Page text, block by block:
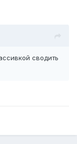
сводить